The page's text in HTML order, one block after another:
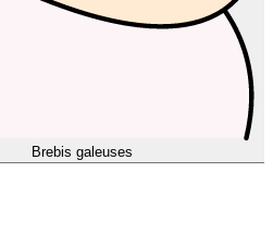
Brebis galeuses